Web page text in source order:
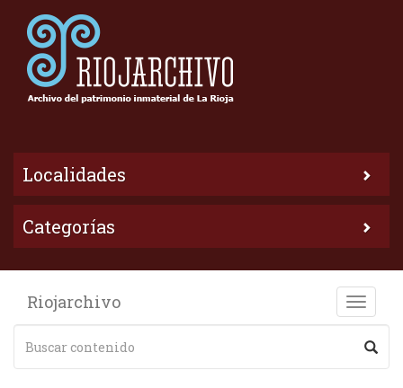
Localidades
Categorías
Toggle
Riojarchivo